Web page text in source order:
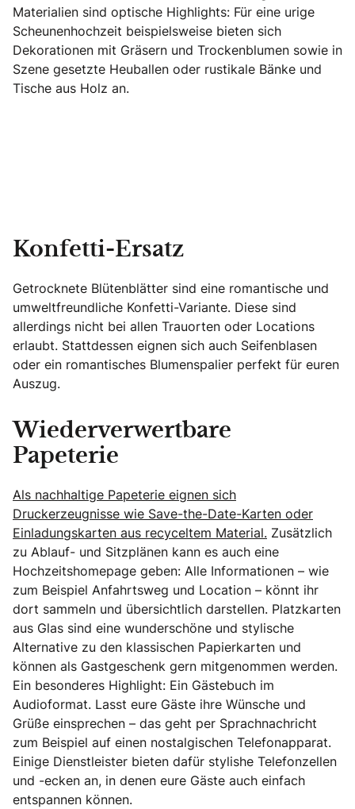
Materialien sind optische Highlights: Für eine urige
Scheunenhochzeit beispielsweise bieten sich
Dekorationen mit Gräsern und Trockenblumen sowie in
Szene gesetzte Heuballen oder rustikale Bänke und
Tische aus Holz an.
Konfetti-Ersatz
Getrocknete Blütenblätter sind eine romantische und
umweltfreundliche Konfetti-Variante. Diese sind
allerdings nicht bei allen Trauorten oder Locations
erlaubt. Stattdessen eignen sich auch Seifenblasen
oder ein romantisches Blumenspalier perfekt für euren
Auszug.
Wiederverwertbare
Papeterie
Als nachhaltige Papeterie eignen sich
Druckerzeugnisse wie Save-the-Date-Karten oder
Einladungskarten aus recyceltem Material. Zusätzlich
zu Ablauf- und Sitzplänen kann es auch eine
Hochzeitshomepage geben: Alle Informationen – wie
zum Beispiel Anfahrtsweg und Location – könnt ihr
dort sammeln und übersichtlich darstellen. Platzkarten
aus Glas sind eine wunderschöne und stylische
Alternative zu den klassischen Papierkarten und
können als Gastgeschenk gern mitgenommen werden.
Ein besonderes Highlight: Ein Gästebuch im
Audioformat. Lasst eure Gäste ihre Wünsche und
Grüße einsprechen – das geht per Sprachnachricht
zum Beispiel auf einen nostalgischen Telefonapparat.
Einige Dienstleister bieten dafür stylishe Telefonzellen
und -ecken an, in denen eure Gäste auch einfach
entspannen können.